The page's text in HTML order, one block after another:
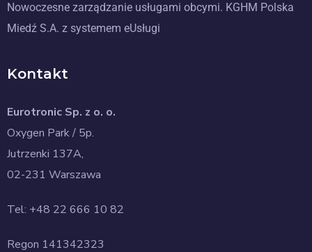
Nowoczesne zarządzanie usługami obcymi. KGHM Polska
Miedź S.A. z systemem eUsługi
Kontakt
Eurotronic Sp. z o. o.
Oxygen Park / 5p.
Jutrzenki 137A,
02-231 Warszawa
Tel: +48 22 666 10 82
Regon 141342323